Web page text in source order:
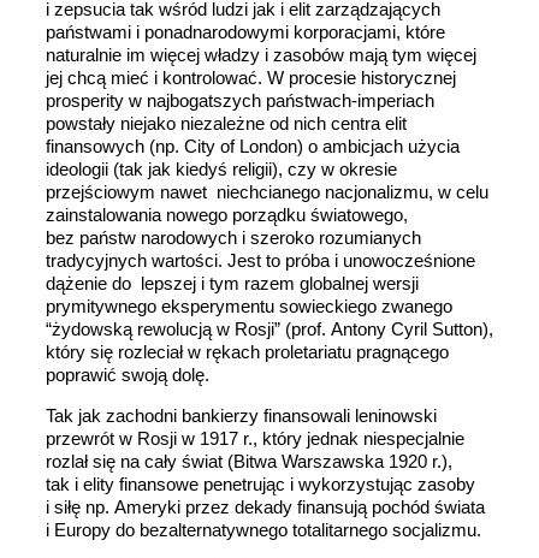
i zepsucia tak wśród ludzi jak i elit zarządzających
państwami i ponadnarodowymi korporacjami, które
naturalnie im więcej władzy i zasobów mają tym więcej
jej chcą mieć i kontrolować. W procesie historycznej
prosperity w najbogatszych państwach-imperiach
powstały niejako niezależne od nich centra elit
finansowych (np. City of London) o ambicjach użycia
ideologii (tak jak kiedyś religii), czy w okresie
przejściowym nawet niechcianego nacjonalizmu, w celu
zainstalowania nowego porządku światowego,
bez państw narodowych i szeroko rozumianych
tradycyjnych wartości. Jest to próba i unowocześnione
dążenie do lepszej i tym razem globalnej wersji
prymitywnego eksperymentu sowieckiego zwanego
“żydowską rewolucją w Rosji” (prof. Antony Cyril Sutton),
który się rozleciał w rękach proletariatu pragnącego
poprawić swoją dolę.
Tak jak zachodni bankierzy finansowali leninowski
przewrót w Rosji w 1917 r., który jednak niespecjalnie
rozlał się na cały świat (Bitwa Warszawska 1920 r.),
tak i elity finansowe penetrując i wykorzystując zasoby
i siłę np. Ameryki przez dekady finansują pochód świata
i Europy do bezalternatywnego totalitarnego socjalizmu.